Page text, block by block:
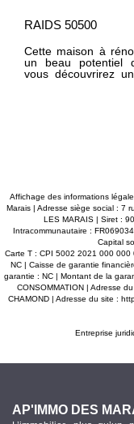
RAIDS 50500
Cette maison à
un beau potentiel
vous découvrirez
Affichage des informations
Marais | Adresse siège social : 7
LES MARAIS | Siret :
Intracommunautaire :
Capital
Carte T : CPI 5002 2021 000
NC | Caisse de garantie
garantie : NC | Montant de la
CONSOMMATION | Adresse
CHAMOND | Adresse du site :
Entreprise
AP'IMMO DES